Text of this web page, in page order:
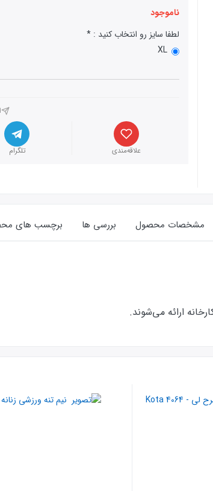
ناموجود
لطفا سایز رو انتخاب کنید :
XL
علاقه‌مندی تلگرام
مشخصات محصول بررسی ها برچسب های
ارائه‌‌ می‌شوند.